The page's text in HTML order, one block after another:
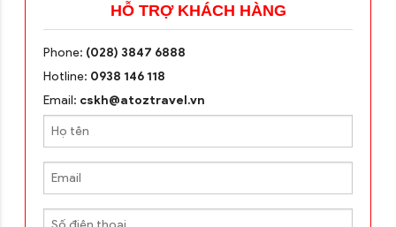
HỖ TRỢ KHÁCH HÀNG
Phone: (028) 3847 6888
Hotline: 0938 146 118
Email: cskh@atoztravel.vn